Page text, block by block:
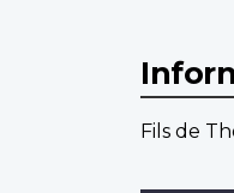
Fils de